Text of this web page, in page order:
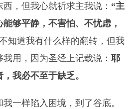
，但我心就祈求主我说： “主
够平静，不害怕、不忧虑，
知道我有什么样的翻转，但我
用，因为圣经上记载说： 耶
我必不至于缺乏。
一样陷入困境，到了谷底。